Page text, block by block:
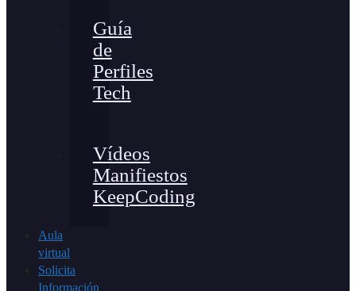
Guía
de
Perfiles
Tech
Vídeos
Manifiestos
KeepCoding
Aula
virtual
Solicita
Información